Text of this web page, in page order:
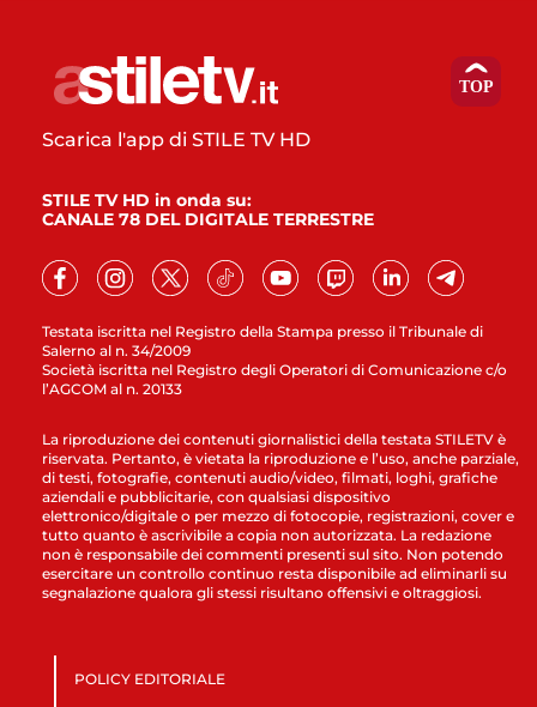
Testata iscritta nel Registro della Stampa presso il Tribunale di
Salerno al n. 34/2009
Società iscritta nel Registro degli Operatori di Comunicazione c/o
l’AGCOM al n. 20133
Scarica l'app di STILE TV HD
STILE TV HD in onda su:
CANALE 78 DEL DIGITALE TERRESTRE
La riproduzione dei contenuti giornalistici della testata STILETV è
riservata. Pertanto, è vietata la riproduzione e l’uso, anche parziale,
di testi, fotografie, contenuti audio/video, filmati, loghi, grafiche
aziendali e pubblicitarie, con qualsiasi dispositivo
elettronico/digitale o per mezzo di fotocopie, registrazioni, cover e
tutto quanto è ascrivibile a copia non autorizzata. La redazione
non è responsabile dei commenti presenti sul sito. Non potendo
esercitare un controllo continuo resta disponibile ad eliminarli su
segnalazione qualora gli stessi risultano offensivi e oltraggiosi.
POLICY EDITORIALE